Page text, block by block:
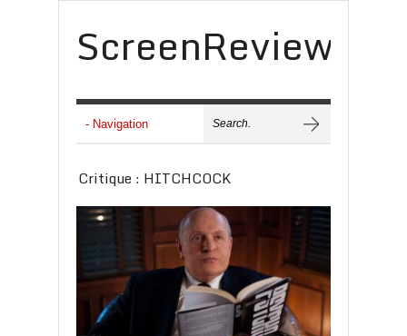
ScreenReview
Critique : HITCHCOCK